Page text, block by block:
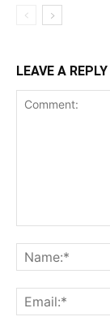
LEAVE A REPLY